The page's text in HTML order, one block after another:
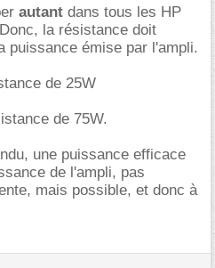
autant dans tous les HP
la résistance doit
puissance émise par l'ampli.
de 25W
de 75W.
une puissance efficace
de l'ampli, pas
mais possible, et donc à